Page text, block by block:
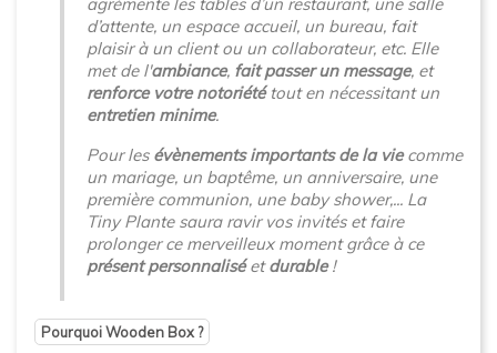
d’attente, un espace accueil, un bureau, fait
plaisir à un client ou un collaborateur, etc. Elle
met de l'ambiance, fait passer un message, et
renforce votre notoriététout en nécessitant un
entretien minime.
Pour les évènements importants de la viecomme
un mariage, un baptême, un anniversaire, une
première communion, une baby shower,... La
Tiny Plante saura ravir vos invités et faire
prolonger ce merveilleux moment grâce à ce
présent personnaliséetdurable!
Pourquoi Wooden Box ?